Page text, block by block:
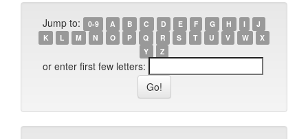
Jump to: 0-9 A B C D E F G H I
J
K
L M N O P Q R S T U V W
X
Y
Z
or enter first few letters: